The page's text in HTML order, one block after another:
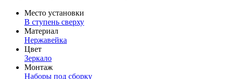
Место установки
В ступень сверху
Материал
Нержавейка
Цвет
Зеркало
Монтаж
Наборы под сборку